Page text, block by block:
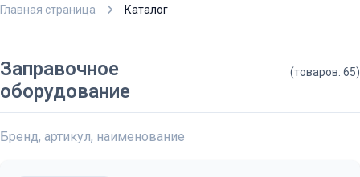
Главная страница Каталог
Заправочное
оборудование
(товаров: 65)
Бренд, артикул, наименование